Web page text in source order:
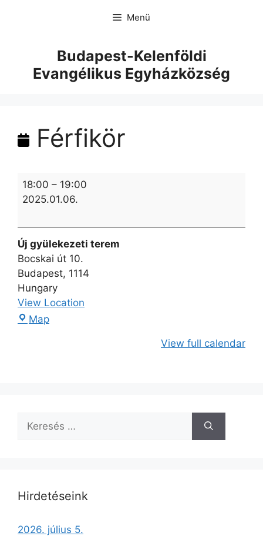
Menü
Budapest-Kelenföldi
Evangélikus Egyházközség
Férfikör
18:00 – 19:00
2025.01.06.
Új gyülekezeti terem
Bocskai út 10.
Budapest, 1114
Hungary
View Location
Map
View full calendar
Hirdetéseink
2026. július 5.